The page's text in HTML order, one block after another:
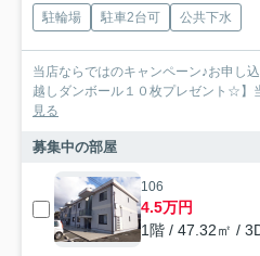
駐輪場 駐車2台可 公共下水
当店ならではのキャンペーン♪お申し
越しダンボール１０枚プレゼント☆】
見る
募集中の部屋
106
4.5万円
1階 / 47.32㎡ /